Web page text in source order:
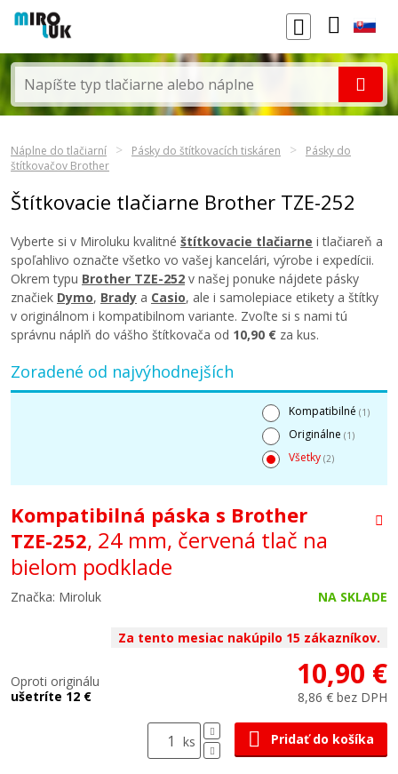
Náplne do tlačiarní Pásky do štítkovacích tiskáren
Pásky do
štítkovačov Brother
Štítkovacie tlačiarne Brother TZE-252
Vyberte si v Miroluku kvalitné štítkovacie tlačiarne i tlačiareň a
spoľahlivo označte všetko vo vašej kancelári, výrobe i expedícii.
Okrem typu Brother TZE-252 v našej ponuke nájdete pásky
značiek Dymo, Brady a Casio, ale i samolepiace etikety a štítky
v originálnom i kompatibilnom variante. Zvoľte si s nami tú
správnu náplň do vášho štítkovača od 10,90 € za kus.
Zoradené od najvýhodnejších
Kompatibilné (1)
Originálne (1)
Všetky (2)
Kompatibilná páska s Brother
TZE-252, 24 mm, červená tlač na
bielom podklade
Značka: Miroluk NA SKLADE
Za tento mesiac nakúpilo 15 zákazníkov.
Oproti originálu
ušetríte 12 €
10,90 €
8,86 € bez DPH
ks Pridať do košíka